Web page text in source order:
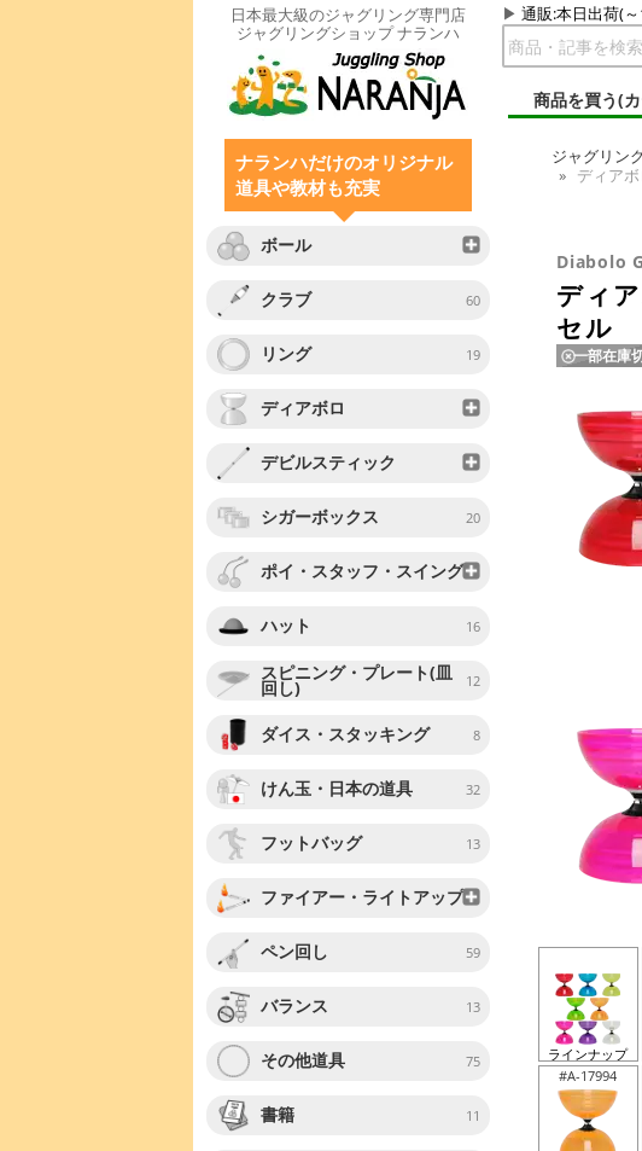
日本最大級のジャグリング専門店
ジャグリングショップ ナランハ
通販:本日出荷(
商品を買う(
ナランハだけのオリジナル
道具や教材も充実
ボール
クラブ 60
リング 19
ディアボロ
デビルスティック
シガーボックス 20
ポイ・スタッフ・スイング
ハット 16
スピニング・プレート(皿
回し) 12
ダイス・スタッキング 8
けん玉・日本の道具 32
フットバッグ 13
ファイアー・ライトアップ
ペン回し 59
バランス 13
その他道具 75
書籍 11
ジャグリン
ディア
Diabolo
ディ
セル
一部在庫
ラインナップ
#A-17994